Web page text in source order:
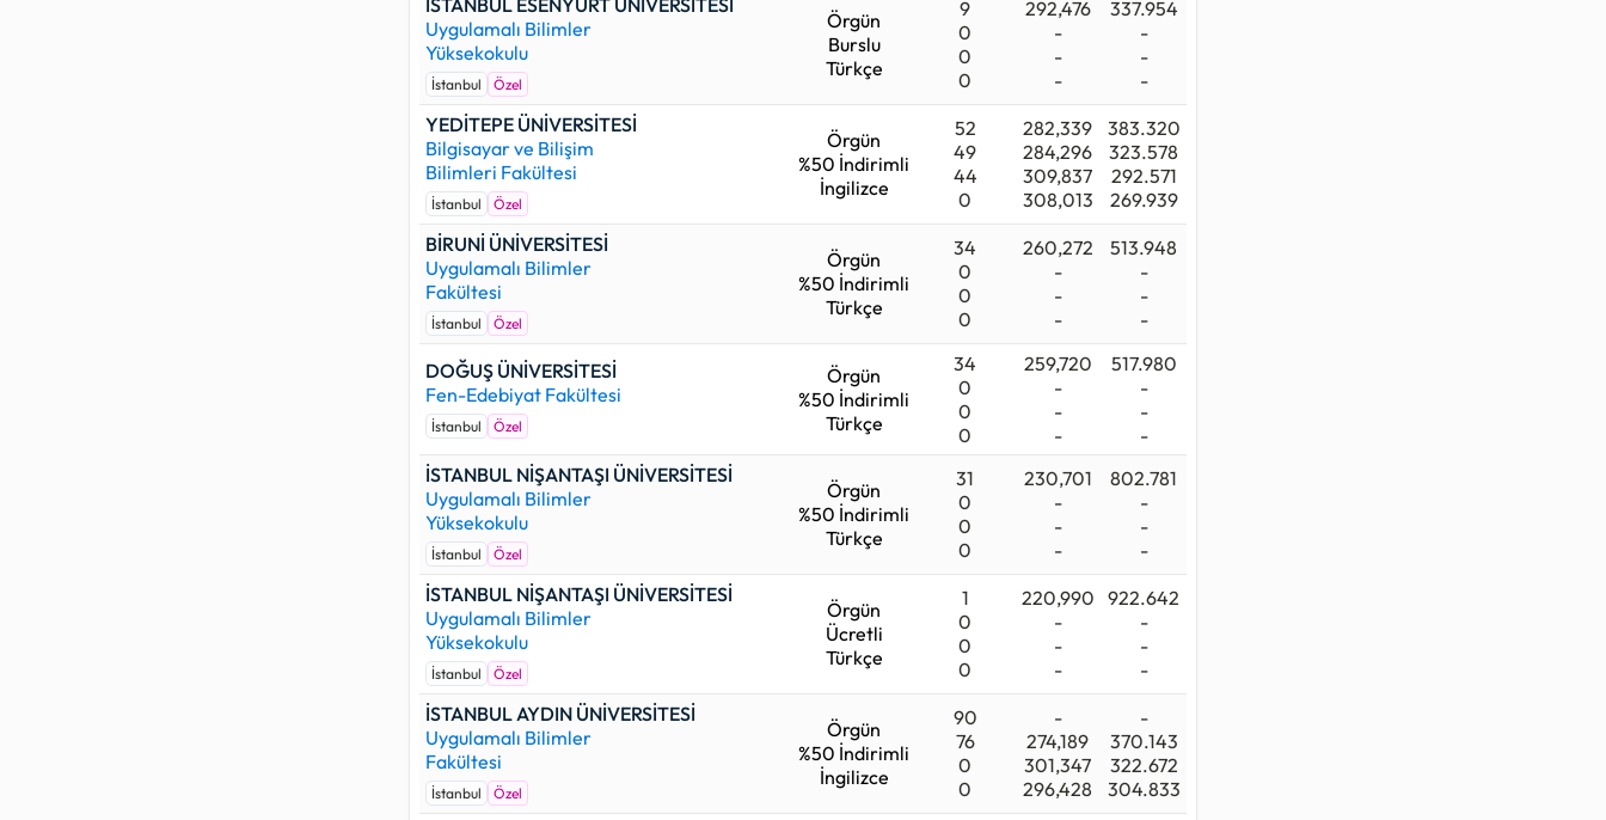
İSTANBUL ESENYURT ÜNİVERSİTESİ
Uygulamalı Bilimler
Yüksekokulu
İstanbul Özel
Örgün
Burslu
Türkçe
9
0
0
0
292,476
-
-
-
337.954
-
-
-
YEDİTEPE ÜNİVERSİTESİ
Bilgisayar ve Bilişim
Bilimleri Fakültesi
İstanbul Özel
Örgün
%50 İndirimli
İngilizce
52
49
44
0
282,339
284,296
309,837
308,013
383.320
323.578
292.571
269.939
BİRUNİ ÜNİVERSİTESİ
Uygulamalı Bilimler
Fakültesi
İstanbul Özel
Örgün
%50 İndirimli
Türkçe
34
0
0
0
260,272
-
-
-
513.948
-
-
-
DOĞUŞ ÜNİVERSİTESİ
Fen-Edebiyat Fakültesi
İstanbul Özel
Örgün
%50 İndirimli
Türkçe
34
0
0
0
259,720
-
-
-
517.980
-
-
-
İSTANBUL NİŞANTAŞI ÜNİVERSİTESİ
Uygulamalı Bilimler
Yüksekokulu
İstanbul Özel
Örgün
%50 İndirimli
Türkçe
31
0
0
0
230,701
-
-
-
802.781
-
-
-
İSTANBUL NİŞANTAŞI ÜNİVERSİTESİ
Uygulamalı Bilimler
Yüksekokulu
İstanbul Özel
Örgün
Ücretli
Türkçe
1
0
0
0
220,990
-
-
-
922.642
-
-
-
İSTANBUL AYDIN ÜNİVERSİTESİ
Uygulamalı Bilimler
Fakültesi
İstanbul Özel
Örgün
%50 İndirimli
İngilizce
90
76
0
0
-
274,189
301,347
296,428
-
370.143
322.672
304.833